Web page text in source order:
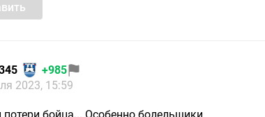
+985
2023, 15:59